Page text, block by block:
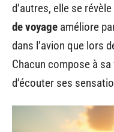
d’autres, elle se
de voyage améliore
dans l’avion que lors
Chacun compose à
d’écouter ses